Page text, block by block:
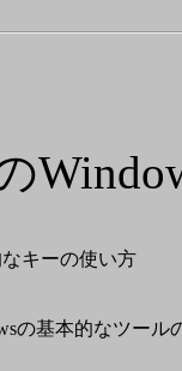
キーの使い方
の基本的なツール